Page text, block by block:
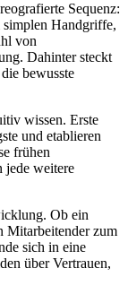
Sequenz:
simplen Handgriffe,
von
Dahinter steckt
bewusste
wissen. Erste
und etablieren
frühen
jede weitere
Ob ein
Mitarbeitender zum
sich in eine
über Vertrauen,